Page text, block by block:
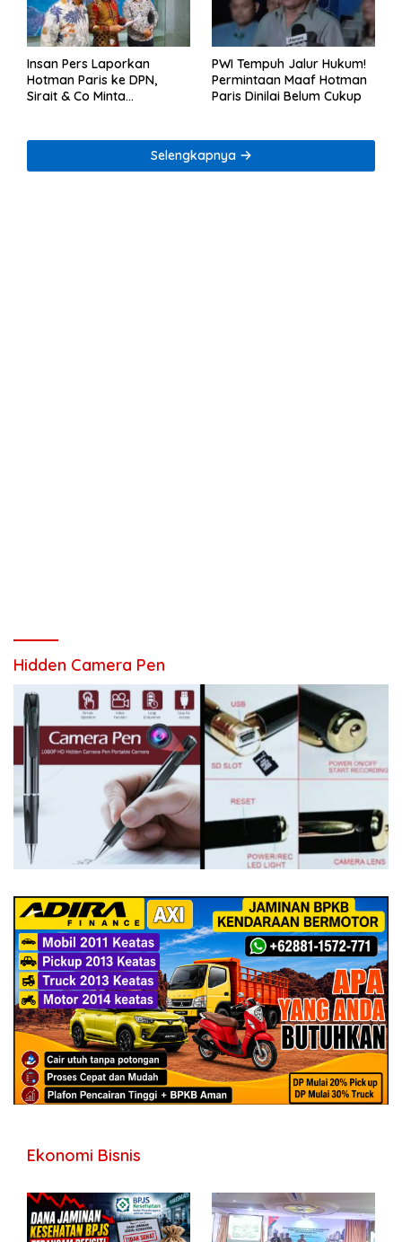
Insan Pers Laporkan
Hotman Paris ke DPN,
Sirait & Co Minta
PWI Tempuh Jalur Hukum!
Permintaan Maaf Hotman
Paris Dinilai Belum Cukup
Selengkapnya
Hidden Camera Pen
Ekonomi Bisnis